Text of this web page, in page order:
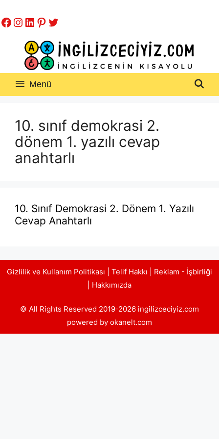
atla
Facebook
Instagram
LinkedIn
Pinterest
Twitter
Menü
10. sınıf demokrasi 2.
dönem 1. yazılı cevap
anahtarlı
10. Sınıf Demokrasi 2. Dönem 1. Yazılı
Cevap Anahtarlı
Gizlilik ve Kullanım Politikası Telif Hakkı
Reklam - İşbirliği
Hakkımızda
© All Rights Reserved 2019-2026 ingilizceciyiz.com
powered by okanelt.com